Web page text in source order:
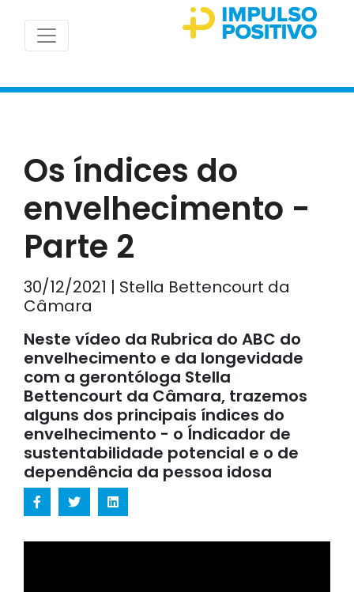
Os índices do
envelhecimento -
Parte 2
30/12/2021 | Stella Bettencourt da
Câmara
Neste vídeo da Rubrica do ABC do
envelhecimento e da longevidade
com a gerontóloga Stella
Bettencourt da Câmara, trazemos
alguns dos principais índices do
envelhecimento - o Índicador de
sustentabilidade potencial e o de
dependência da pessoa idosa